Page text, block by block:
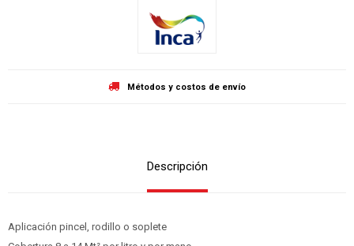
Métodos y costos de envío
Descripción
Aplicación pincel, rodillo o soplete